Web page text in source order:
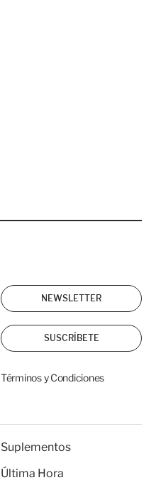
NEWSLETTER
SUSCRÍBETE
Términos y Condiciones
Suplementos
Última Hora